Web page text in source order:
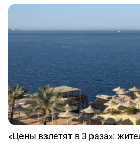
«Цены взлетят в 3 раза»: